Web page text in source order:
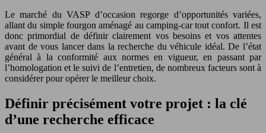
Le marché du VASP d’occasion regorge d’opportunités variées,
allant du simple fourgon aménagé au camping-car tout confort. Il est
donc primordial de définir clairement vos besoins et vos attentes
avant de vous lancer dans la recherche du véhicule idéal. De l’état
général à la conformité aux normes en vigueur, en passant par
l’homologation et le suivi de l’entretien, de nombreux facteurs sont à
considérer pour opérer le meilleur choix.
Définir précisément votre projet : la clé
d’une recherche efficace